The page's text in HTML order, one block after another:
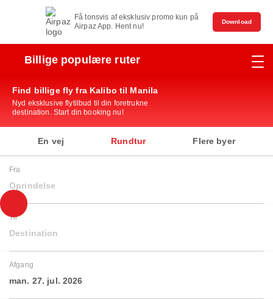
Få tonsvis af eksklusiv promo kun på
Airpaz App. Hent nu!
Download
Billige populære ruter
Find billige fly fra Kalibo til Manila
Nyd eksklusive flytilbud til din foretrukne
destination. Start din booking nu!
En vej Rundtur Flere byer
Fra
Oprindelse
Til
Destination
Afgang
man. 27. jul. 2026